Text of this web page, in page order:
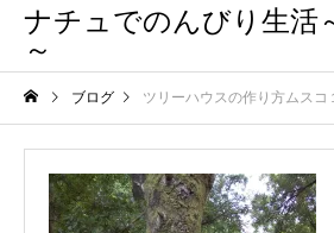
ナチュでのんびり生活
～
ブログ ツリーハウスの作り方ムスコ